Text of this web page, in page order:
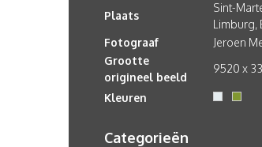
Plaats
Sint-
Limburg,
Fotograaf
Jeroen
Grootte
origineel beeld
9520 x
Kleuren
Categorieën